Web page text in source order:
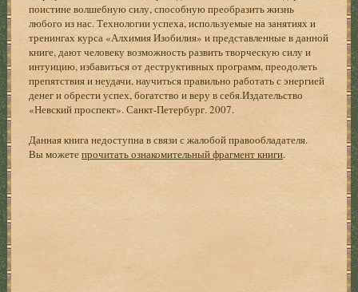
поистине волшебную силу, способную преобразить жизнь
любого из нас. Технологии успеха, используемые на занятиях и
тренингах курса «Алхимия Изобилия» и представленные в данной
книге, дают человеку возможность развить творческую силу и
интуицию, избавиться от деструктивных программ, преодолеть
препятствия и неудачи, научиться правильно работать с энергией
денег и обрести успех, богатство и веру в себя.Издательство
«Невский проспект». Санкт-Петербург. 2007.
Данная книга недоступна в связи с жалобой правообладателя.
Вы можетепрочитать ознакомительный фрагмент книги.